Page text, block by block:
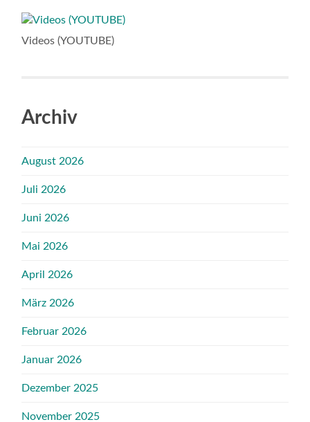
Videos (YOUTUBE)
Archiv
August 2026
Juli 2026
Juni 2026
Mai 2026
April 2026
März 2026
Februar 2026
Januar 2026
Dezember 2025
November 2025